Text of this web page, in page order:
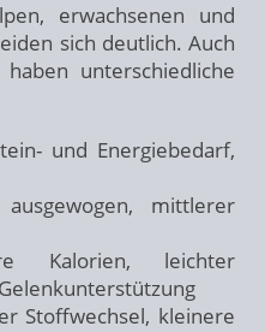
erwachsenen und
sich deutlich. Auch
unterschiedliche
und Energiebedarf,
mittlerer
Kalorien, leichter
Stoffwechsel, kleinere